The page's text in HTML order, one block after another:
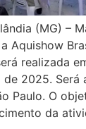
(MG) –
Aquishow
realizada
2025. Será
Paulo. O
da